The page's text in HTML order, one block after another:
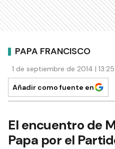
PAPA FRANCISCO
1 de septiembre de 2014 |
Añadir como fuente en
El encuentro de
Papa por el